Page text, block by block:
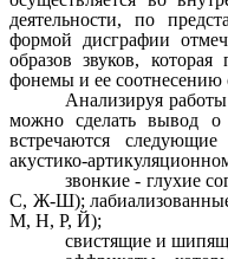
деятельности, по
формой дисграфии
образов звуков,
фонемы и ее соотнесению
Анализируя
можно сделать вывод
встречаются
акустико-
звонкие - глухие
С, Ж-Ш);
М, Н, Р, Й);
свистящие и